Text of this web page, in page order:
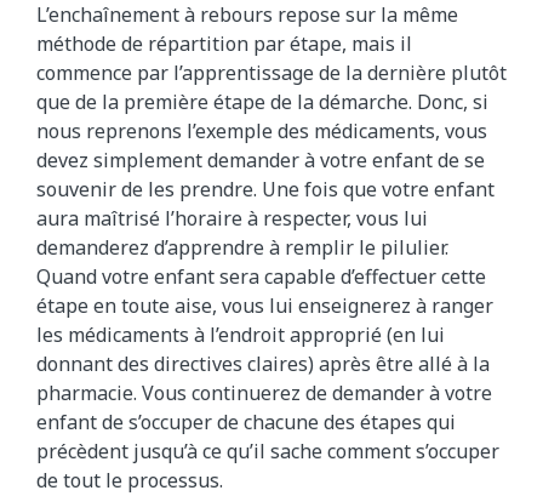
L’enchaînement à rebours repose sur la même
méthode de répartition par étape, mais il
commence par l’apprentissage de la dernière plutôt
que de la première étape de la démarche. Donc, si
nous reprenons l’exemple des médicaments, vous
devez simplement demander à votre enfant de se
souvenir de les prendre. Une fois que votre enfant
aura maîtrisé l’horaire à respecter, vous lui
demanderez d’apprendre à remplir le pilulier.
Quand votre enfant sera capable d’effectuer cette
étape en toute aise, vous lui enseignerez à ranger
les médicaments à l’endroit approprié (en lui
donnant des directives claires) après être allé à la
pharmacie. Vous continuerez de demander à votre
enfant de s’occuper de chacune des étapes qui
précèdent jusqu’à ce qu’il sache comment s’occuper
de tout le processus.